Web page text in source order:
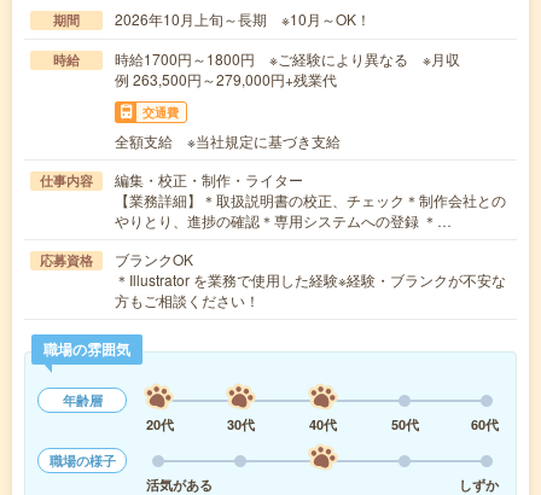
期間 2026年10月上旬～長期 ※10月～OK！
時給
時給1700円～1800円 ※ご経験により異なる ※月収
例 263,500円～279,000円+残業代
交通費
全額支給 ※当社規定に基づき支給
仕事内容
編集・校正・制作・ライター
【業務詳細】＊取扱説明書の校正、チェック＊制作会社との
やりとり、進捗の確認＊専用システムへの登録 ＊…
応募資格
ブランクOK
＊Illustrator を業務で使用した経験※経験・ブランクが不安な
方もご相談ください！
職場の雰囲気
年齢層
20代
30代 40代 50代
60代
職場の様子
活気がある
しずか